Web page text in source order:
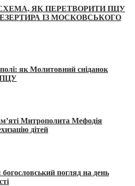
ЯК ПЕРЕТВОРИТИ ПЦУ
ІЗ МОСКОВСЬКОГО
як Молитовний сніданок
ПЦУ
Митрополита Мефодія
дітей
богословський погляд на день